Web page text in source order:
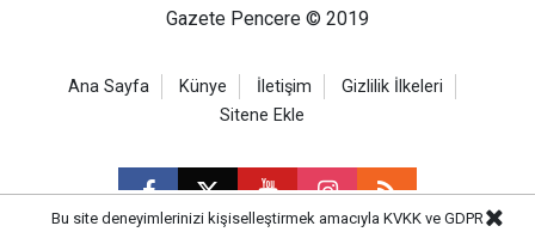
Gazete Pencere © 2019
Ana Sayfa Künye İletişim
Gizlilik İlkeleri
Sitene Ekle
Bu site deneyimlerinizi kişiselleştirmek amacıyla KVKK ve GDPR